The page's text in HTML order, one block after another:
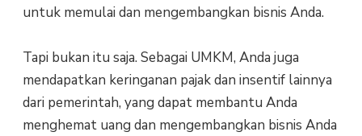
untuk memulai dan mengembangkan bisnis Anda.
Tapi bukan itu saja. Sebagai UMKM, Anda juga
mendapatkan keringanan pajak dan insentif lainnya
dari pemerintah, yang dapat membantu Anda
menghemat uang dan mengembangkan bisnis Anda